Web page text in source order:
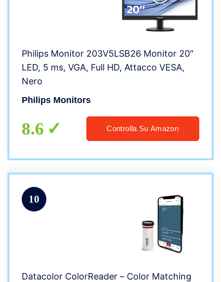
Philips Monitor 203V5LSB26 Monitor 20″
LED, 5 ms, VGA, Full HD, Attacco VESA,
Nero
Philips Monitors
8.6 Controlla Su Amazon
10
Datacolor ColorReader – Color Matching